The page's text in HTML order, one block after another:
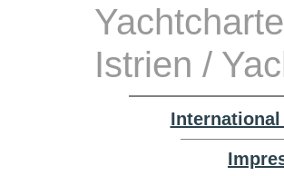
Istrien /